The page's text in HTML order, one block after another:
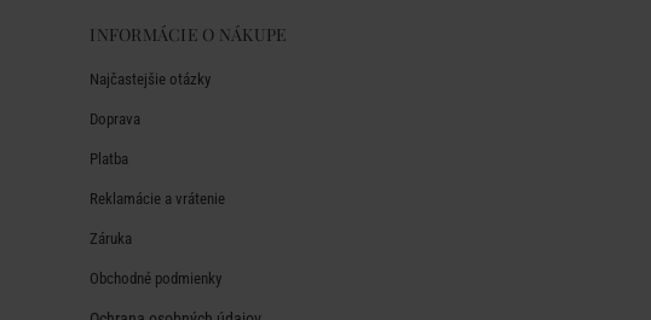
INFORMÁCIE O NÁKUPE
Najčastejšie otázky
Doprava
Platba
Reklamácie a vrátenie
Záruka
Obchodné podmienky